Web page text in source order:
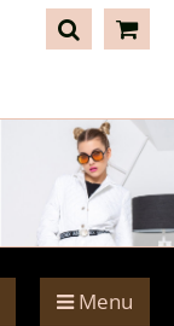
Menu